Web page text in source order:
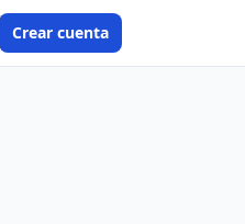
Crear cuenta